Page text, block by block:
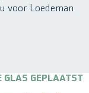
voor Loedeman
GLAS GEPLAATST